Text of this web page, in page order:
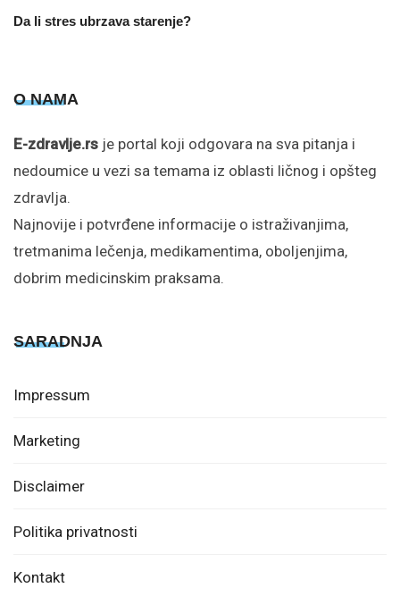
Da li stres ubrzava starenje?
O NAMA
E-zdravlje.rs je portal koji odgovara na sva pitanja i
nedoumice u vezi sa temama iz oblasti ličnog i opšteg
zdravlja.
Najnovije i potvrđene informacije o istraživanjima,
tretmanima lečenja, medikamentima, oboljenjima,
dobrim medicinskim praksama.
SARADNJA
Impressum
Marketing
Disclaimer
Politika privatnosti
Kontakt